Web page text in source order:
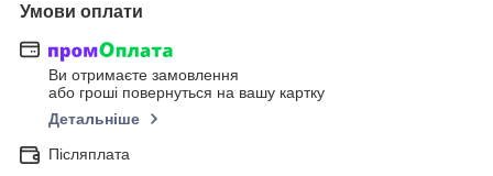
Умови оплати
Ви отримаєте замовлення
або гроші повернуться на вашу картку
Детальніше
Післяплата